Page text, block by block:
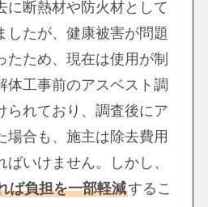
に断熱材や防火材として
したが、健康被害が問題
たため、現在は使用が制
体工事前のアスベスト調
られており、調査後にア
場合も、施主は除去費用
ばいけません。しかし、
ば負担を一部軽減するこ